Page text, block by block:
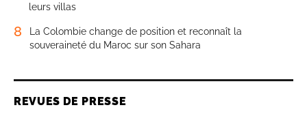
leurs villas
8
La Colombie change de position et reconnaît la
souveraineté du Maroc sur son Sahara
REVUES DE PRESSE